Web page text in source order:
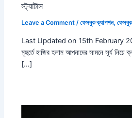
স্ট্যাটাস
Leave a Comment /ফেসবুক ক্যাপশন,ফেসবুক
Last Updated on 15th February
মূহুর্তে হাজির হলাম আপনাদের সামনে সূর্য নিয়ে
[…]